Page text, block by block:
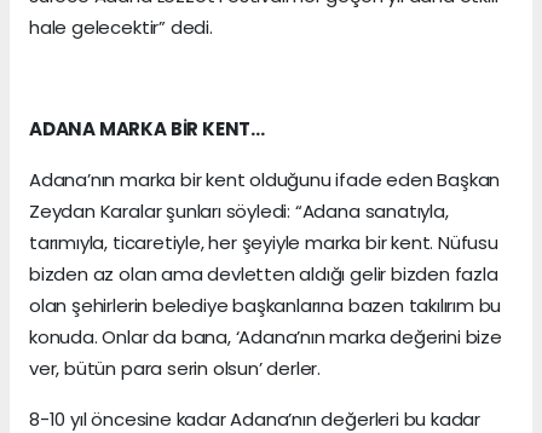
hale gelecektir” dedi.
ADANA MARKA BİR KENT…
Adana’nın marka bir kent olduğunu ifade eden Başkan
Zeydan Karalar şunları söyledi: “Adana sanatıyla,
tarımıyla, ticaretiyle, her şeyiyle marka bir kent. Nüfusu
bizden az olan ama devletten aldığı gelir bizden fazla
olan şehirlerin belediye başkanlarına bazen takılırım bu
konuda. Onlar da bana, ‘Adana’nın marka değerini bize
ver, bütün para serin olsun’ derler.
8-10 yıl öncesine kadar Adana’nın değerleri bu kadar